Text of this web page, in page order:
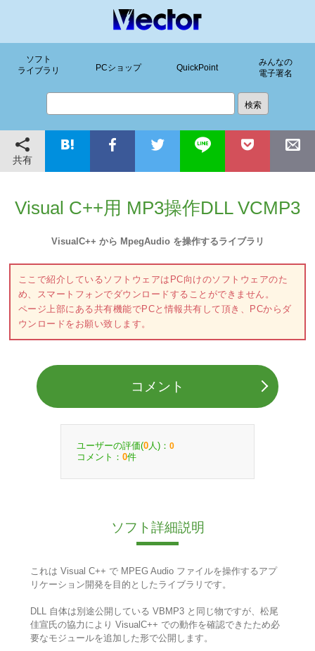
ソフト
ライブラリ
PCショップ QuickPoint
みんなの
電子署名
共有
Visual C++用 MP3操作DLL VCMP3
VisualC++ から MpegAudio を操作するライブラリ
ここで紹介しているソフトウェアはPC向けのソフトウェアのた
め、スマートフォンでダウンロードすることができません。
ページ上部にある共有機能でPCと情報共有して頂き、PCからダ
ウンロードをお願い致します。
コメント
ユーザーの評価(0 人)： 0
コメント： 0件
ソフト詳細説明
これは Visual C++ で MPEG Audio ファイルを操作するアプ
リケーション開発を目的としたライブラリです。
DLL 自体は別途公開している VBMP3 と同じ物ですが、松尾
佳宣氏の協力により VisualC++ での動作を確認できたため必
要なモジュールを追加した形で公開します。